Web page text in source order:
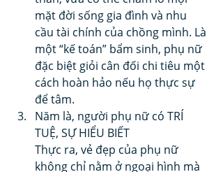
mặt đời sống gia đình và nhu
cầu tài chính của chồng mình. Là
một “kế toán” bẩm sinh, phụ nữ
đặc biệt giỏi cân đối chi tiêu một
cách hoàn hảo nếu họ thực sự
để tâm.
Năm là, người phụ nữ có TRÍ
TUỆ, SỰ HIỂU BIẾT
Thực ra, vẻ đẹp của phụ nữ
không chỉ nằm ở ngoại hình mà